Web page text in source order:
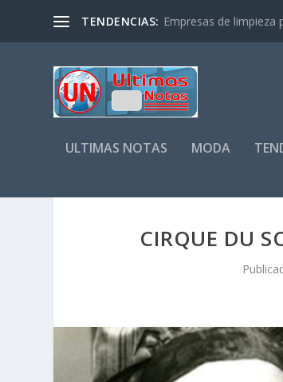
TENDENCIAS: Empresas de limpieza
ULTIMAS NOTAS MODA
CIRQUE DU